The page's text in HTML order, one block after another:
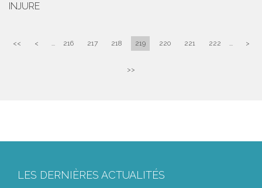
INJURE
<< < ... 216 217 218 219 220 221 222 ... >
>>
LES DERNIÈRES ACTUALITÉS